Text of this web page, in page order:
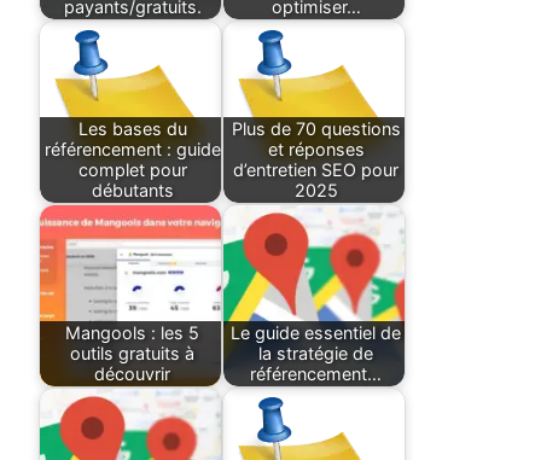
payants/gratuits.
optimiser…
Les bases du
référencement : guide
complet pour
débutants
Plus de 70 questions
et réponses
d’entretien SEO pour
2025
Mangools : les 5
outils gratuits à
découvrir
Le guide essentiel de
la stratégie de
référencement…